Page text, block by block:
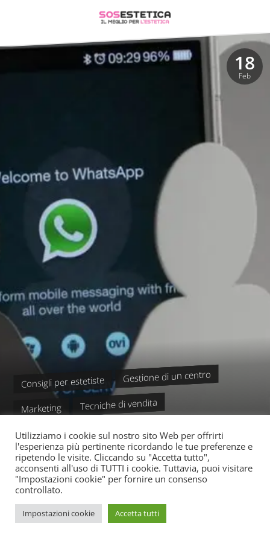
18
Feb
Consigli per estetiste Gestione di un centro
Marketing Tecniche di vendita
Whatsapp e messaggi
MESSAGGI SU WHATSAPP PER
CENTRI ESTETICI
Utilizziamo i cookie sul nostro sito Web per offrirti
l'esperienza più pertinente ricordando le tue preferenze e
ripetendo le visite. Cliccando su "Accetta tutto",
acconsenti all'uso di TUTTI i cookie. Tuttavia, puoi visitare
"Impostazioni cookie" per fornire un consenso
controllato.
Impostazioni cookie Accetta tutti